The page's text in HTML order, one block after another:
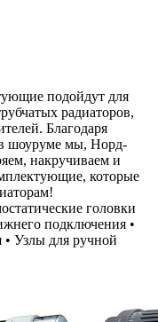
подойдут для
радиаторов,
Благодаря
шоуруме мы, Норд-
накручиваем и
которые
головки
подключения •
Узлы для ручной